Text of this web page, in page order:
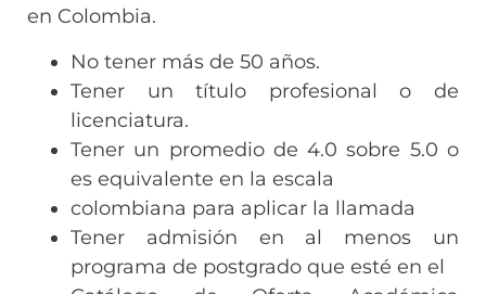
en Colombia.
No tener más de 50 años.
Tener un título profesional o de
licenciatura.
Tener un promedio de 4.0 sobre 5.0 o
es equivalente en la escala
colombiana para aplicar la llamada
Tener admisión en al menos un
programa de postgrado que esté en el